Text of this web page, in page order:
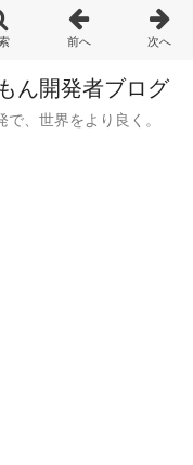
ん開発者ブログ
で、世界をより良く。